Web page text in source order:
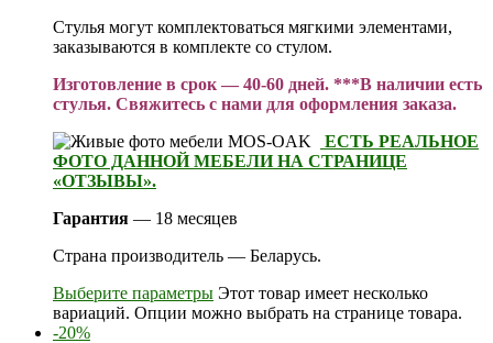
Стулья могут комплектоваться мягкими элементами,
заказываются в комплекте со стулом.
Изготовление в срок — 40-60 дней. ***В наличии есть
стулья. Свяжитесь с нами для оформления заказа.
ЕСТЬ РЕАЛЬНОЕ
ФОТО ДАННОЙ МЕБЕЛИ НА СТРАНИЦЕ
«ОТЗЫВЫ».
Гарантия — 18 месяцев
Страна производитель — Беларусь.
Выберите параметры Этот товар имеет несколько
вариаций. Опции можно выбрать на странице товара.
-20%